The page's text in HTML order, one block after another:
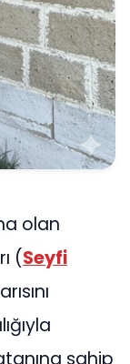
olan
(Seyfi
sahip